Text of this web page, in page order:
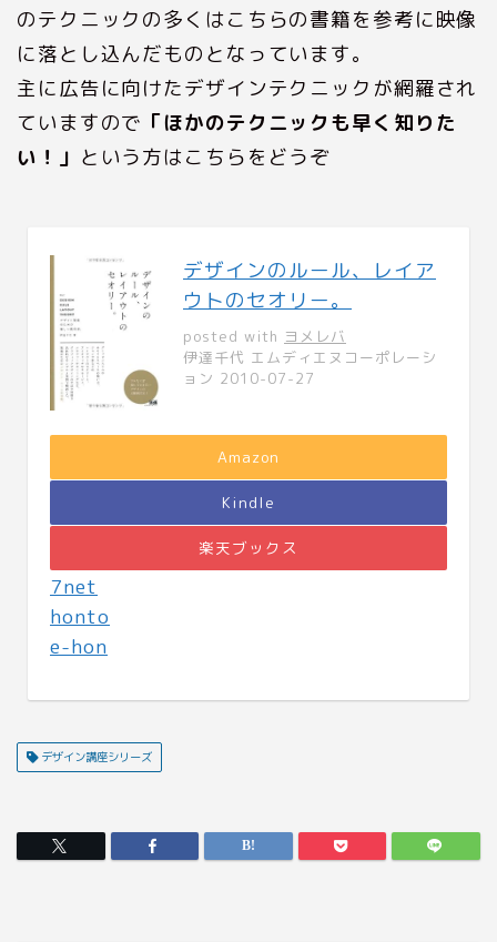
のテクニックの多くはこちらの書籍を参考に映像
に落とし込んだものとなっています。
主に広告に向けたデザインテクニックが網羅され
ていますので 「ほかのテクニックも早く知りた
い！」 という方はこちらをどうぞ
デザインのルール、レイア
ウトのセオリー。
posted with ヨメレバ
伊達千代 エムディエヌコーポレーシ
ョン 2010-07-27
Amazon
Kindle
楽天ブックス
7net
honto
e-hon
デザイン講座シリーズ